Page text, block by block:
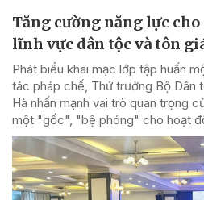
Tăng cường năng lực cho
lĩnh vực dân tộc và tôn
Phát biểu khai mạc lớp tập huấn
tác pháp chế, Thứ trưởng Bộ Dân
Hà nhấn mạnh vai trò quan trọng
một "gốc", "bệ phóng" cho hoạt